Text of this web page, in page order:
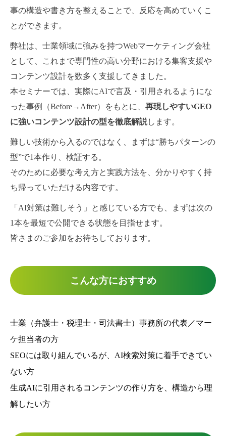
事の構造や書き方を整えることで、反応を高めていくこ
とができます。
弊社は、士業領域に強みを持つWebマーケティング会社
として、これまで専門性の高い分野における集客支援や
コンテンツ設計を数多く支援してきました。
本セミナーでは、実際にAIで言及・引用されるようにな
った事例（Before→After）をもとに、 再現しやすいGEO
に強いコンテンツ設計の型を徹底解説します。
難しい技術から入るのではなく、まずは“勝ちパターンの
型”で1本作り、検証する。
そのために必要な考え方と実践方法を、分かりやすく持
ち帰っていただける内容です。
「AI対策は難しそう」と感じている方でも、まずは次の
1本を最短で公開できる状態を目指せます。
皆さまのご参加をお待ちしております。
こんな方におすすめ
士業（弁護士・税理士・司法書士）事務所の代表／マー
ケ担当者の方
SEOには取り組んでいるが、AI検索対策に着手できてい
ない方
生成AIに引用されるコンテンツの作り方を、構造から理
解したい方